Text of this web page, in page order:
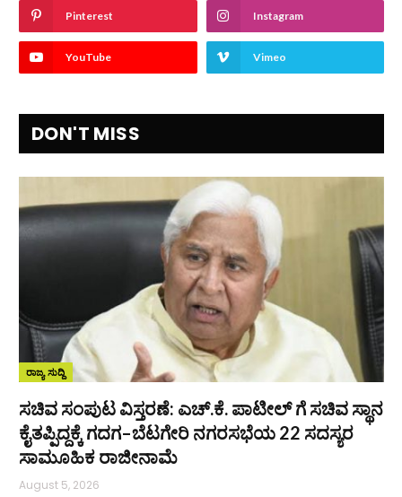
Pinterest Instagram
YouTube Vimeo
DON'T MISS
ರಾಜ್ಯ ಸುದ್ದಿ
ಸಚಿವ ಸಂಪುಟ ವಿಸ್ತರಣೆ: ಎಚ್.ಕೆ. ಪಾಟೀಲ್ ಗೆ ಸಚಿವ ಸ್ಥಾನ
ಕೈತಪ್ಪಿದ್ದಕ್ಕೆ ಗದಗ–ಬೆಟಗೇರಿ ನಗರಸಭೆಯ 22 ಸದಸ್ಯರ
ಸಾಮೂಹಿಕ ರಾಜೀನಾಮೆ
August 5, 2026